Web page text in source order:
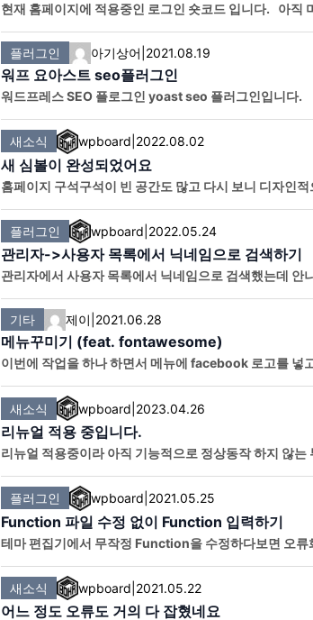
현재 홈페이지에 적용중인 로그인 숏코드 입니다. 아
플러그인
아기상어 2021.08.19
워프 요아스트 seo플러그인
워드프레스 SEO 플로그인 yoast seo 플러그인입니다.
새소식 wpboard 2022.08.02
새 심볼이 완성되었어요
홈페이지 구석구석이 빈 공간도 많고 다시 보니 디자인
플러그인
wpboard 2022.05.24
관리자->사용자 목록에서 닉네임으로 검색하기
관리자에서 사용자 목록에서 닉네임으로 검색했는데
기타
제이 2021.06.28
메뉴꾸미기 (feat. fontawesome)
이번에 작업을 하나 하면서 메뉴에 facebook 로고를 넣고싶다는 욕구가
새소식
wpboard 2023.04.26
리뉴얼 적용 중입니다.
리뉴얼 적용중이라 아직 기능적으로 정상동작 하지 않는
플러그인 wpboard 2021.05.25
Function 파일 수정 없이 Function 입력하기
테마 편집기에서 무작정 Function을 수정하다보면 오
새소식
wpboard 2021.05.22
어느 정도 오류도 거의 다 잡혔네요